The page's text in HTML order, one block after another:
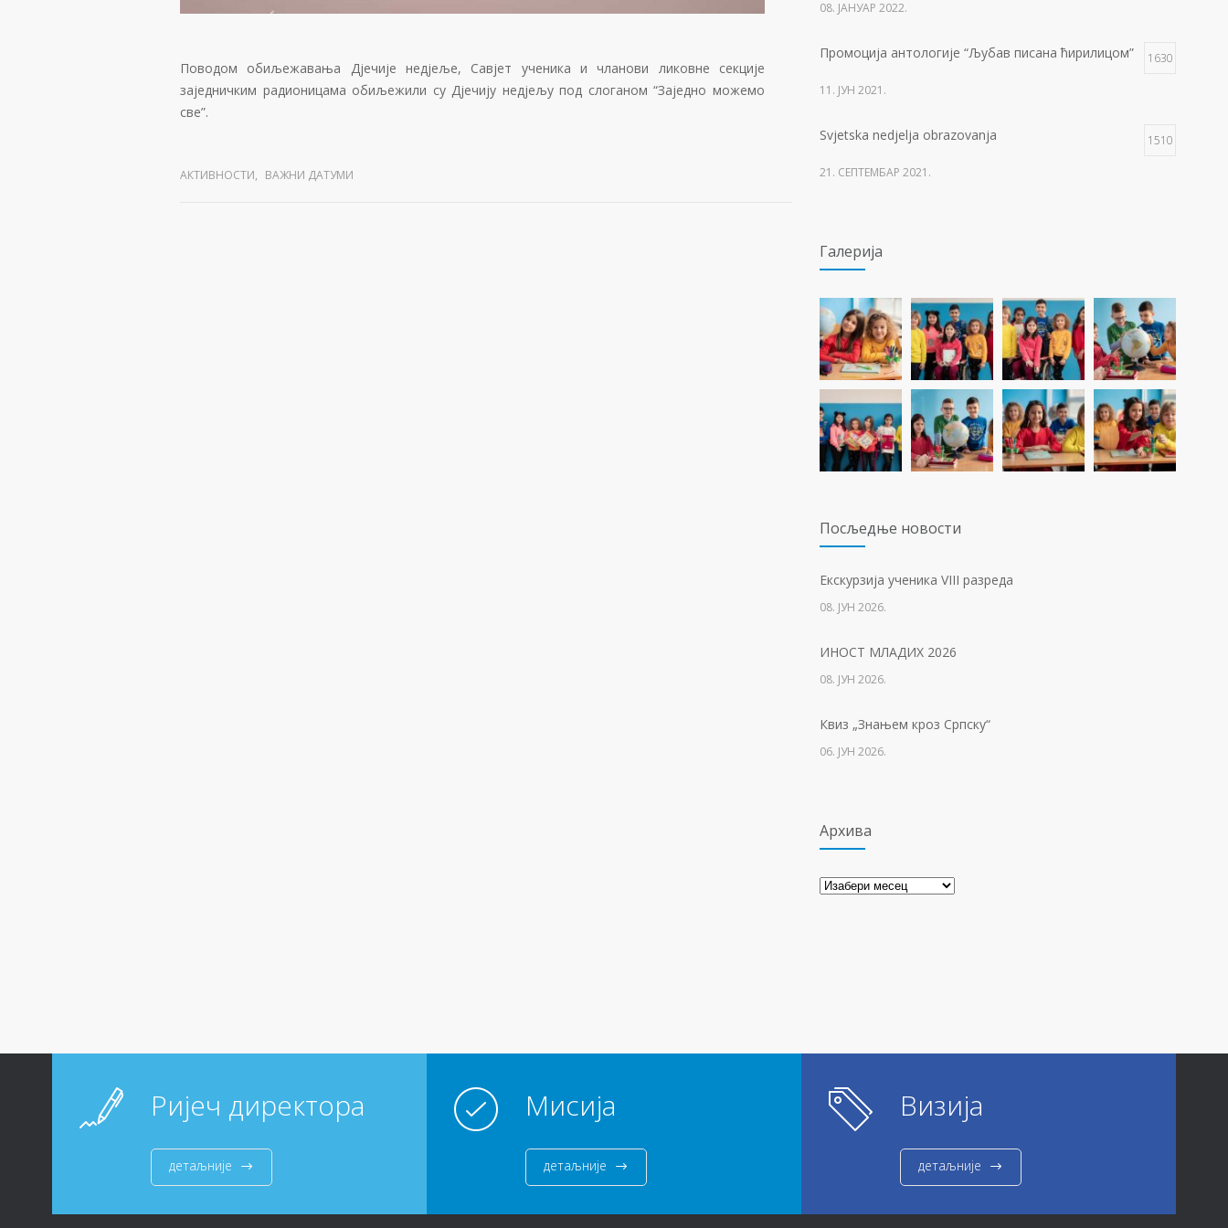
Поводом обиљежавања Дјечије недјеље, Савјет ученика и чланови ликовне секције
заједничким радионицама обиљежили су Дјечију недјељу под слоганом “Заједно можемо
све”.
АКТИВНОСТИ, ВАЖНИ ДАТУМИ
08. ЈАНУАР 2022.
Промоција антологије “Љубав писана ћирилицом” 1630
11. ЈУН 2021.
Svjetska nedjelja obrazovanja 1510
21. СЕПТЕМБАР 2021.
09. ОКТОБАР 2021.
Прва награда на понос Града Добоја 1427
22. МАРТ 2021.
Дан матерњег језика 1307
23. ФЕБРУАР 2021.
Концентрациони логор Јасеновац (1941-1945) 1256
Упис дјеце у први разред
01. ФЕБРУАР 2023.
22. МАРТ 2021.
Галерија
Посљедњe новости
Eкскурзија ученика VIII разреда
08. ЈУН 2026.
ИНОСТ МЛАДИХ 2026
08. ЈУН 2026.
Квиз „Знањем кроз Српску“
06. ЈУН 2026.
Архива
Архива
Ријеч директора
детаљније
Мисија
детаљније
Визија
детаљније